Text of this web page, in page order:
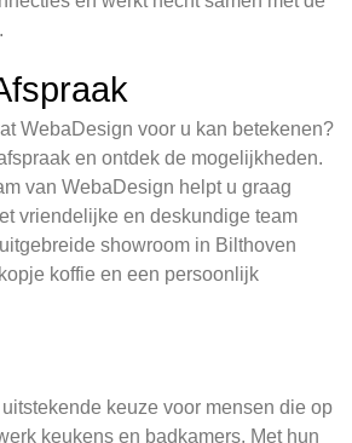
WebaDesign voor u kan betekenen?
en ontdek de mogelijkheden.
van WebaDesign helpt u graag
vriendelijke en deskundige team
showroom in Bilthoven
koffie en een persoonlijk
keuze voor mensen die op
keukens en badkamers. Met hun